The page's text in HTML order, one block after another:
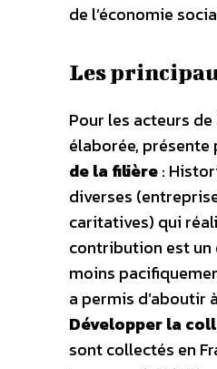
de l’économie
Les
Pour les acteurs
élaborée,
de la filière:
diverses
caritatives) qui
contribution est un
moins
a permis d’aboutir
Développer la
sont collectés en